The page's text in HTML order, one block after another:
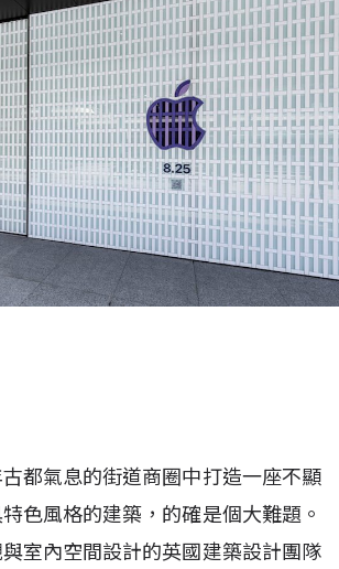
都氣息的街道商圈中打造一座不顯
色風格的建築，的確是個大難題。
室內空間設計的英國建築設計團隊